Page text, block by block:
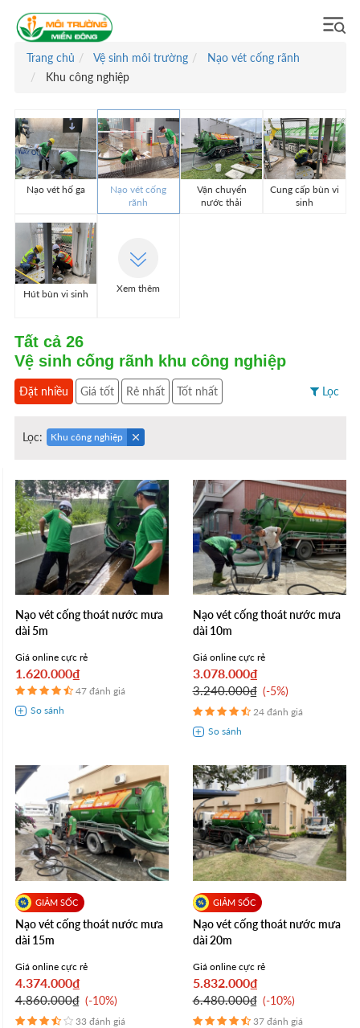
Trang chủ Vệ sinh môi trường
Nạo vét cống rãnh
Khu công nghiệp
Nạo vét hố ga
Nạo vét cống
rãnh
Vận chuyển
nước thải
Cung cấp bùn vi
sinh
Hút bùn vi sinh Xem thêm
Tất cả 26
Vệ sinh cống rãnh khu công nghiệp
Đặt nhiều Giá tốt Rẻ nhất Tốt nhất Lọc
Lọc: Khu công nghiệp
Nạo vét cống thoát nước mưa
dài 5m
Giá online cực rẻ
1.620.000₫
47 đánh giá
Nạo vét cống thoát nước mưa
dài 10m
Giá online cực rẻ
3.078.000₫
3.240.000₫ -5%
24 đánh giá
Nạo vét cống thoát nước mưa
dài 15m
Giá online cực rẻ
4.374.000₫
4.860.000₫ -10%
33 đánh giá
Nạo vét cống thoát nước mưa
dài 20m
Giá online cực rẻ
5.832.000₫
6.480.000₫ -10%
37 đánh giá